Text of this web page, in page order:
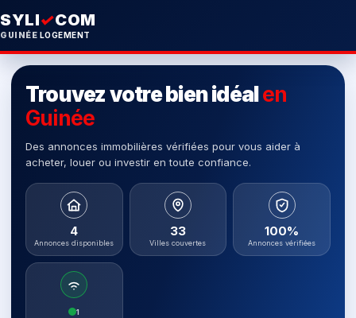
SYLI✓COM
GUINÉE LOGEMENT
Trouvez votre bien idéalen
Guinée
Des annonces immobilières vérifiées pour vous aider à
acheter, louer ou investir en toute confiance.
4
Annonces disponibles
33
Villes couvertes
100%
Annonces vérifiées
1